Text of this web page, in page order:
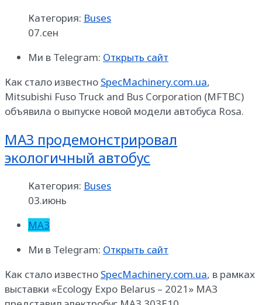
Категория: Buses
07.сен
Ми в Telegram: Открыть сайт
Как стало известно SpecMachinery.com.ua,
Mitsubishi Fuso Truck and Bus Corporation (MFTBC)
объявила о выпуске новой модели автобуса Rosa.
МАЗ продемонстрировал
экологичный автобус
Категория: Buses
03.июнь
МАЗ
Ми в Telegram: Открыть сайт
Как стало известно SpecMachinery.com.ua, в рамках
выставки «Ecology Expo Belarus – 2021» МАЗ